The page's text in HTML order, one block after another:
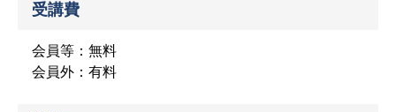
受講費
会員等：無料
会員外：有料